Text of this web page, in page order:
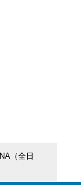
（全日